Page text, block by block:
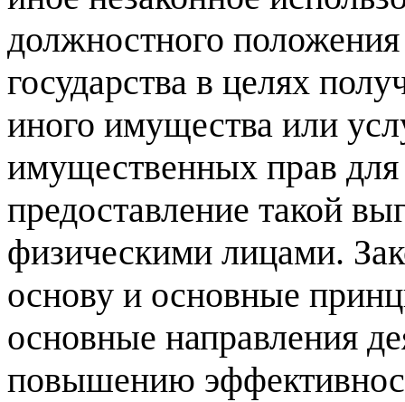
должностного
государства в целях
иного имущества или
имущественных прав для
предоставление такой
физическими лицами.
основу и основные
основные направления
повышению